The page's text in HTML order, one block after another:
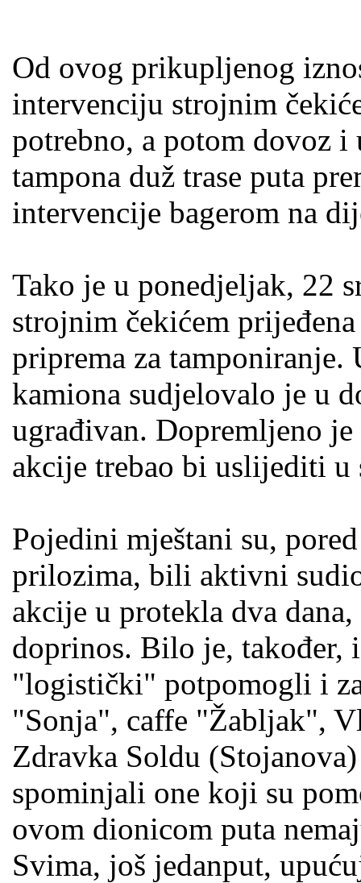
Od ovog prikupljenog
intervenciju strojnim
potrebno, a potom dovoz
tampona duž trase puta
intervencije bagerom na
Tako je u ponedjeljak, 22
strojnim čekićem
priprema za tamponiranje.
kamiona sudjelovalo je u
ugrađivan. Dopremljeno
akcije trebao bi uslijediti u
Pojedini mještani su,
prilozima, bili aktivni
akcije u protekla dva
doprinos. Bilo je,
"logistički" potpomogli i
"Sonja", caffe "Žabljak",
Zdravka Soldu
spominjali one koji su
ovom dionicom puta
Svima, još jedanput,